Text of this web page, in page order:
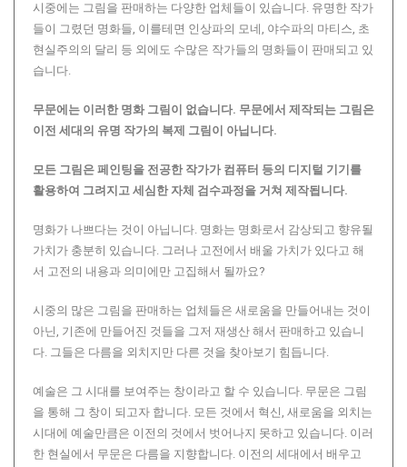
시중에는 그림을 판매하는 다양한 업체들이 있습니다. 유명한 작가
들이 그렸던 명화들, 이를테면 인상파의 모네, 야수파의 마티스, 초
현실주의의 달리 등 외에도 수많은 작가들의 명화들이 판매되고 있
습니다.
무문에는 이러한 명화 그림이 없습니다. 무문에서 제작되는 그림은
이전 세대의 유명 작가의 복제 그림이 아닙니다.
모든 그림은 페인팅을 전공한 작가가 컴퓨터 등의 디지털 기기를
활용하여 그려지고 세심한 자체 검수과정을 거쳐 제작됩니다.
명화가 나쁘다는 것이 아닙니다. 명화는 명화로서 감상되고 향유될
가치가 충분히 있습니다. 그러나 고전에서 배울 가치가 있다고 해
서 고전의 내용과 의미에만 고집해서 될까요?
시중의 많은 그림을 판매하는 업체들은 새로움을 만들어내는 것이
아닌, 기존에 만들어진 것들을 그저 재생산 해서 판매하고 있습니
다. 그들은 다름을 외치지만 다른 것을 찾아보기 힘듭니다.
예술은 그 시대를 보여주는 창이라고 할 수 있습니다. 무문은 그림
을 통해 그 창이 되고자 합니다. 모든 것에서 혁신, 새로움을 외치는
시대에 예술만큼은 이전의 것에서 벗어나지 못하고 있습니다. 이러
한 현실에서 무문은 다름을 지향합니다. 이전의 세대에서 배우고